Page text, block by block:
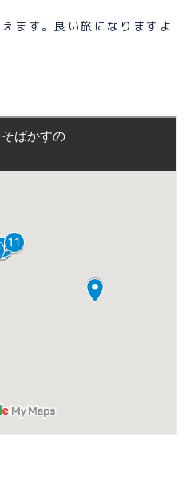
ます。良い旅になりますよ